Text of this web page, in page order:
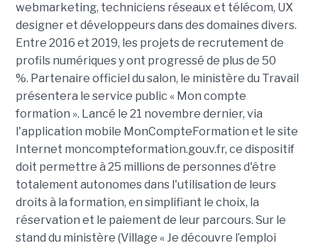
webmarketing, techniciens réseaux et télécom, UX
designer et développeurs dans des domaines divers.
Entre 2016 et 2019, les projets de recrutement de
profils numériques y ont progressé de plus de 50
%. Partenaire officiel du salon, le ministère du Travail
présentera le service public « Mon compte
formation ». Lancé le 21 novembre dernier, via
l'application mobile MonCompteFormation et le site
Internet moncompteformation.gouv.fr, ce dispositif
doit permettre à 25 millions de personnes d'être
totalement autonomes dans l'utilisation de leurs
droits à la formation, en simplifiant le choix, la
réservation et le paiement de leur parcours. Sur le
stand du ministère (Village « Je découvre l’emploi